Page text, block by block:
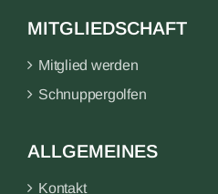
MITGLIEDSCHAFT
Mitglied werden
Schnuppergolfen
ALLGEMEINES
Kontakt